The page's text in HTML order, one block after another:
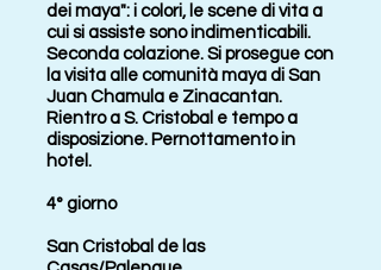
dei maya": i colori, le scene di vita a
cui si assiste sono indimenticabili.
Seconda colazione. Si prosegue con
la visita alle comunità maya di San
Juan Chamula e Zinacantan.
Rientro a S. Cristobal e tempo a
disposizione. Pernottamento in
hotel.
4° giorno
San Cristobal de las